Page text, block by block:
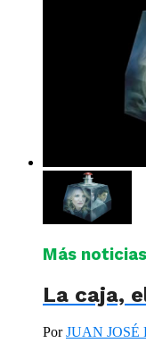
Más noticias
La caja,
PorJUAN JOSÉ